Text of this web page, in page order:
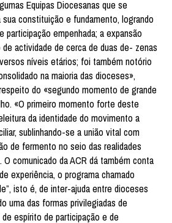
Equipas Diocesanas que se
sua constituição e fundamento, logrando
participação empenhada; a expansão
actividade de cerca de duas de- zenas
níveis etários; foi também notório
na maioria das dioceses»,
do «segundo momento de grande
«O primeiro momento forte deste
da identidade do movimento a
sublinhando-se a união vital com
de fermento no seio das realidades
comunicado da ACR dá também conta
experiência, o programa chamado
isto é, de inter-ajuda entre dioceses
uma das formas privilegiadas de
espírito de participação e de